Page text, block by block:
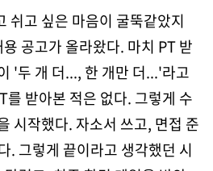
쉬고 싶은 마음이 굴뚝같았지
공고가 올라왔다. 마치 PT 받
'두 개 더..., 한 개만 더...'라고
를 받아본 적은 없다. 그렇게 수
시작했다. 자소서 쓰고, 면접 준
. 그렇게 끝이라고 생각했던 시